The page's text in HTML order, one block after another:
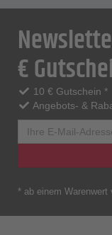
€
10 € Gutschein *
Angebots- &
* ab einem